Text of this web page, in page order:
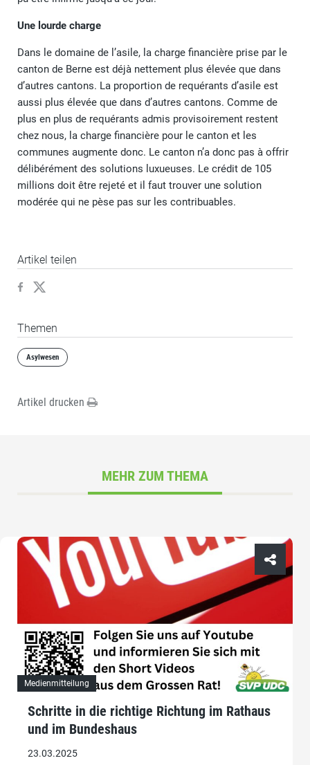
Une lourde charge
Dans le domaine de l’asile, la charge financière prise par le
canton de Berne est déjà nettement plus élevée que dans
d’autres cantons. La proportion de requérants d’asile est
aussi plus élevée que dans d’autres cantons. Comme de
plus en plus de requérants admis provisoirement restent
chez nous, la charge financière pour le canton et les
communes augmente donc. Le canton n’a donc pas à offrir
délibérément des solutions luxueuses. Le crédit de 105
millions doit être rejeté et il faut trouver une solution
modérée qui ne pèse pas sur les contribuables.
Artikel teilen
Themen
Asylwesen
Artikel drucken
MEHR ZUM THEMA
Medienmitteilung
Schritte in die richtige Richtung im Rathaus
und im Bundeshaus
23.03.2025